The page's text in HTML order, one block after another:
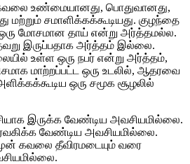
கவலை உண்மையானது, பொதுவானது,
மற்றும் சமாளிக்கக்கூடியது. குழந்தை
ஒரு மோசமான தாய் என்று அர்த்தமல்ல.
இருப்பதாக அர்த்தம் இல்லை.
உள்ள ஒரு நபர் என்று அர்த்தம்,
மாற்றப்பட்ட ஒரு உடலில், ஆதரவை
ஒரு சமூக சூழலில்
இருக்க வேண்டிய அவசியமில்லை.
வேண்டிய அவசியமில்லை.
கவலை தீவிரமடையும் வரை